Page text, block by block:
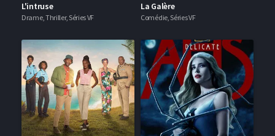
L'intruse
Drame, Thriller, Séries VF
La Galère
Comédie, Séries VF